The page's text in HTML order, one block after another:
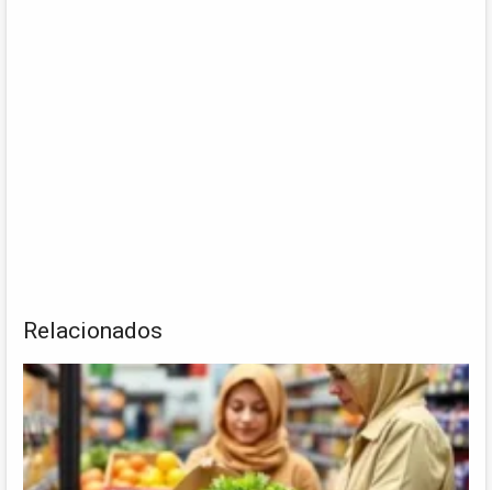
Relacionados